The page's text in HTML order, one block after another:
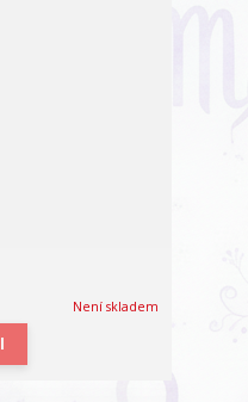
Není skladem